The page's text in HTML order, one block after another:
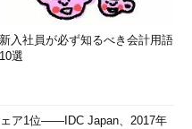
新入社員が必ず知るべき会計用語
10選
ア1位――IDC Japan、2017年